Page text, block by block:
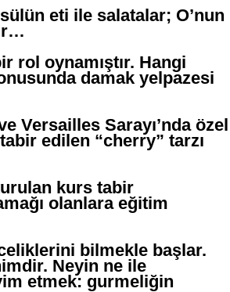
eti ile salatalar; O’nun
rol oynamıştır. Hangi
damak yelpazesi
Versailles Sarayı’nda özel
edilen “cherry” tarzı
kurs tabir
olanlara eğitim
bilmekle başlar.
Neyin ne ile
etmek: gurmeliğin